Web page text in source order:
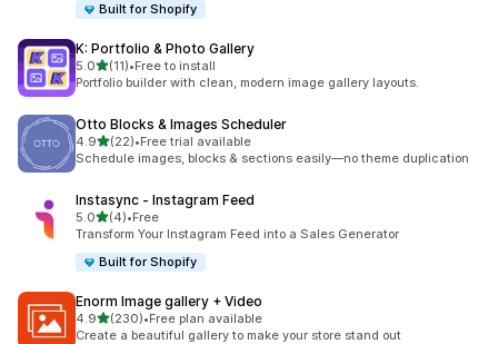
Built for Shopify
K: Portfolio & Photo Gallery
5.0별 5개 중
(11)
총 리뷰 11개
•Free to install
Portfolio builder with clean, modern image gallery layouts.
Otto Blocks & Images Scheduler
4.9별 5개 중
(22)
총 리뷰 22개
•Free trial available
Schedule images, blocks & sections easily—no theme duplication
Instasync ‑ Instagram Feed
5.0별 5개 중
(4)
총 리뷰 4개
•Free
Transform Your Instagram Feed into a Sales Generator
Built for Shopify
Enorm Image gallery + Video
4.9별 5개 중
(230)
총 리뷰 230개
•Free plan available
Create a beautiful gallery to make your store stand out